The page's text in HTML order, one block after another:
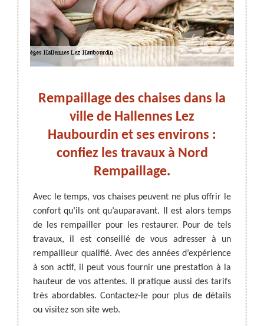
On vous rappelle immediatement
ARTISAN DEZITTER, REMPAILLAGE -
CANNAGE - RECOLLAGE, 59 NORD
Rempaillage fauteuil,
Cannage fauteuil, chaises
leur
sont
à des
le
a la
à la
ne
sur
Rempaillage des chaises dans la
ville de Hallennes Lez
Haubourdin et ses environs :
confiez les travaux à Nord
Rempaillage.
Avec le temps, vos chaises peuvent ne plus offrir le
confort qu’ils ont qu’auparavant. Il est alors temps
de les rempailler pour les restaurer. Pour de tels
travaux, il est conseillé de vous adresser à un
rempailleur qualifié. Avec des années d’expérience
à son actif, il peut vous fournir une prestation à la
hauteur de vos attentes. Il pratique aussi des tarifs
très abordables. Contactez-le pour plus de détails
ou visitez son site web.
Les
ce